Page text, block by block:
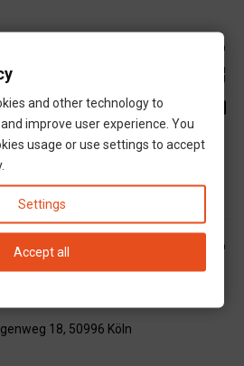
München Rosenheim Bruckmühl
Str. 72, Bad AIbling
call
open_in_new
email
Tethi, Köln
18, 50996 Köln
call
and other technology to
improve user experience. You
usage or use settings to accept
Settings
Accept all